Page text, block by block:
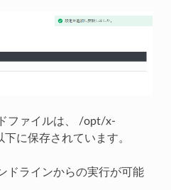
ファイルは、 /opt/x-
に保存されています。
ドラインからの実行が可能